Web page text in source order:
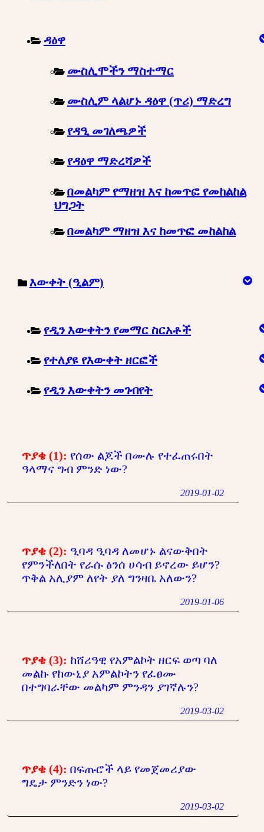
ዳዕዋ
ሙስሊሞችን ማስተማር
ሙስሊም ላልሆኑ ዳዕዋ (ጥሪ) ማድረግ
የዳዒ መገለጫዎች
የዳዕዋ ማድረሻዎች
በመልካም የማዘዝ እና ከመጥፎ የመከልከል
ህግጋት
በመልካም ማዘዝ እና ከመጥፎ መከልከል
እውቀት (ዒልም)
የዲን እውቀትን የመማር ስርአቶች
የተለያዩ የእውቀት ዘርፎች
የዲን እውቀትን መገብየት
ጥያቄ (1): የሰው ልጆች በሙሉ የተፈጠሩበት
ዓላማና ግብ ምንድ ነው?
2019-01-02
ጥያቄ (2): ዒባዳ ዒባዳ ለመሆኑ ልናውቅበት
የምንችለበት የራሱ ፅንሰ ሀሳብ ይኖረው ይሆን?
ጥቅል አሊያም ለየት ያለ ግንዛቤ አለውን?
2019-01-06
ጥያቄ (3): ከሸሪዓዊ የአምልኮት ዘርፍ ወጣ ባለ
መልኩ የከውኒያ አምልኮትን የፈፀሙ
በተግባራቸው መልካም ምንዳን ያገኛሉን?
2019-03-02
ጥያቄ (4): በፍጡሮች ላይ የመጀመሪያው
ግዴታ ምንድን ነው?
2019-03-02